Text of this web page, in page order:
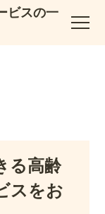
ビスの一
る高齢
スをお